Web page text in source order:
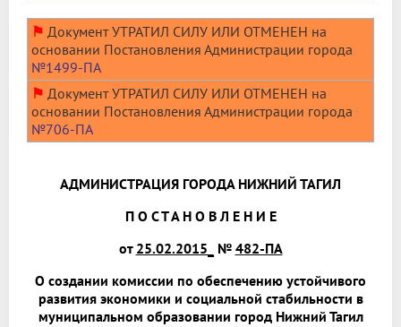
⚑ Документ УТРАТИЛ СИЛУ ИЛИ ОТМЕНЕН на
основании Постановления Администрации города
№1499-ПА
⚑ Документ УТРАТИЛ СИЛУ ИЛИ ОТМЕНЕН на
основании Постановления Администрации города
№706-ПА
АДМИНИСТРАЦИЯ ГОРОДА НИЖНИЙ ТАГИЛ
П О С Т А Н О В Л Е Н И Е
от 25.02.2015_ № 482-ПА
О создании комиссии по обеспечению устойчивого
развития экономики и социальной стабильности в
муниципальном образовании город Нижний Тагил